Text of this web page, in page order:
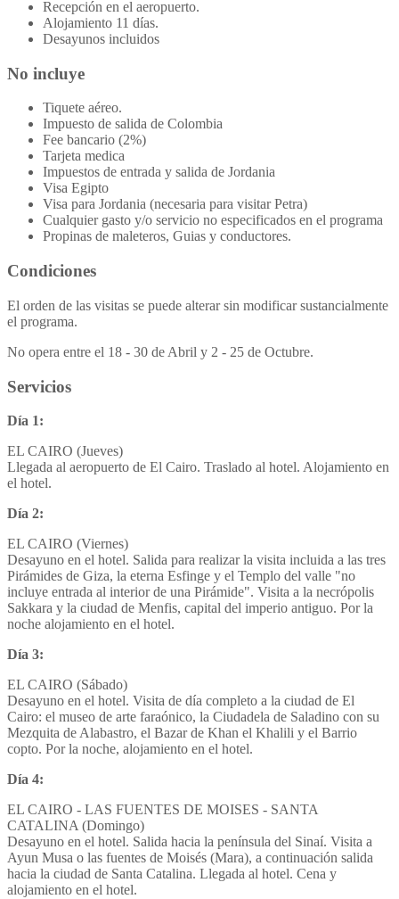
Recepción en el aeropuerto.
Alojamiento 11 días.
Desayunos incluidos
No incluye
Tiquete aéreo.
Impuesto de salida de Colombia
Fee bancario (2%)
Tarjeta medica
Impuestos de entrada y salida de Jordania
Visa Egipto
Visa para Jordania (necesaria para visitar Petra)
Cualquier gasto y/o servicio no especificados en el programa
Propinas de maleteros, Guias y conductores.
Condiciones
El orden de las visitas se puede alterar sin modificar sustancialmente
el programa.
No opera entre el 18 - 30 de Abril y 2 - 25 de Octubre.
Servicios
Día 1:
EL CAIRO (Jueves)
Llegada al aeropuerto de El Cairo. Traslado al hotel. Alojamiento en
el hotel.
Día 2:
EL CAIRO (Viernes)
Desayuno en el hotel. Salida para realizar la visita incluida a las tres
Pirámides de Giza, la eterna Esfinge y el Templo del valle "no
incluye entrada al interior de una Pirámide". Visita a la necrópolis
Sakkara y la ciudad de Menfis, capital del imperio antiguo. Por la
noche alojamiento en el hotel.
Día 3:
EL CAIRO (Sábado)
Desayuno en el hotel. Visita de día completo a la ciudad de El
Cairo: el museo de arte faraónico, la Ciudadela de Saladino con su
Mezquita de Alabastro, el Bazar de Khan el Khalili y el Barrio
copto. Por la noche, alojamiento en el hotel.
Día 4:
EL CAIRO - LAS FUENTES DE MOISES - SANTA
CATALINA (Domingo)
Desayuno en el hotel. Salida hacia la península del Sinaí. Visita a
Ayun Musa o las fuentes de Moisés (Mara), a continuación salida
hacia la ciudad de Santa Catalina. Llegada al hotel. Cena y
alojamiento en el hotel.